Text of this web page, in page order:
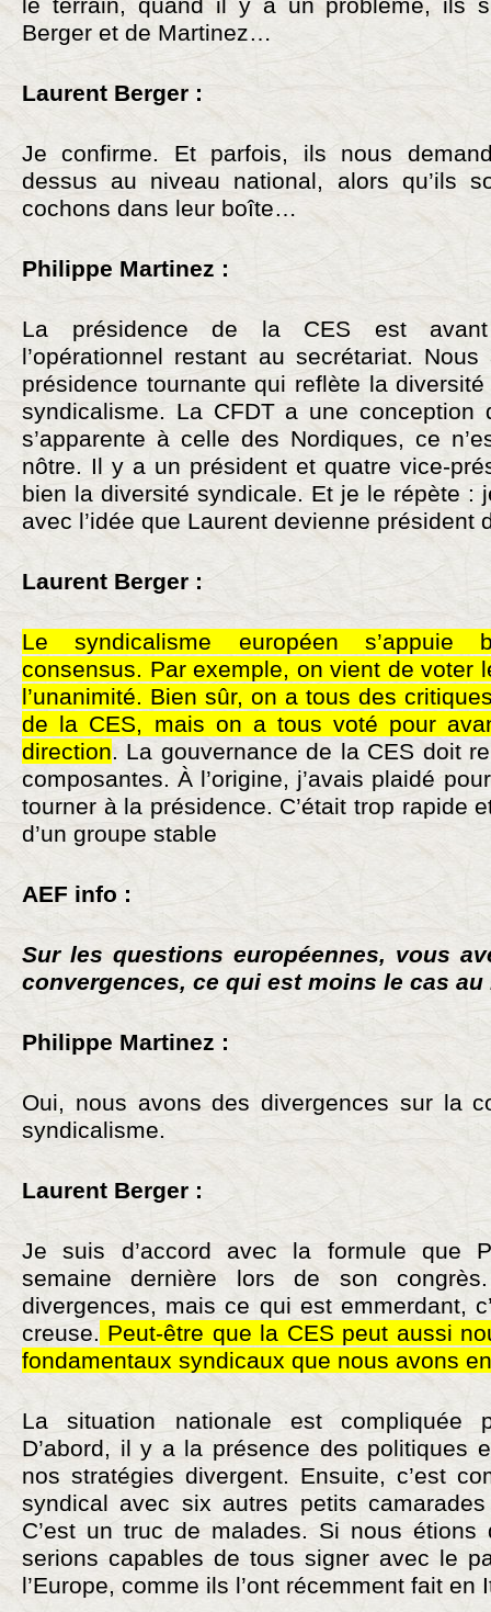
Berger et de Martinez…
Laurent Berger :
Je confirme. Et parfois, ils nous
dessus au niveau national, alors qu’ils
cochons dans leur boîte…
Philippe Martinez :
La présidence de la CES est avant
l’opérationnel restant au secrétariat.
présidence tournante qui reflète la
syndicalisme. La CFDT a une conception
s’apparente à celle des Nordiques, ce
nôtre. Il y a un président et quatre vice-
bien la diversité syndicale. Et je le répète :
avec l’idée que Laurent devienne président
Laurent Berger :
Le syndicalisme européen s’appuie
consensus. Par exemple, on vient de voter
l’unanimité. Bien sûr, on a tous des
de la CES, mais on a tous voté pour
direction. La gouvernance de la CES doit
composantes. À l’origine, j’avais plaidé
tourner à la présidence. C’était trop rapide
d’un groupe stable
AEF info :
Sur les questions européennes, vous
convergences, ce qui est moins le cas
Philippe Martinez :
Oui, nous avons des divergences sur la
syndicalisme.
Laurent Berger :
Je suis d’accord avec la formule que
semaine dernière lors de son
divergences, mais ce qui est emmerdant,
creuse. Peut-être que la CES peut aussi
fondamentaux syndicaux que nous avons
La situation nationale est compliquée
D’abord, il y a la présence des politiques
nos stratégies divergent. Ensuite, c’est
syndical avec six autres petits
C’est un truc de malades. Si nous
serions capables de tous signer avec le
l’Europe, comme ils l’ont récemment fait